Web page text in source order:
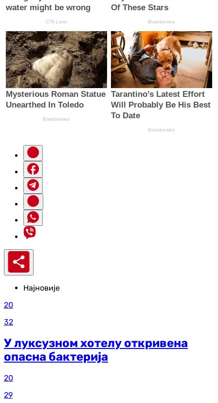
Најновије
20
32
У луксузном хотелу откривена
опасна бактерија
20
29